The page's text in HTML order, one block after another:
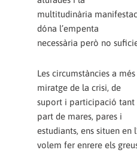
multitudinària
dóna l’empenta
necessària però no
Les circumstàncies a
miratge de la crisi, de
suport i participació tant
part de mares, pares i
estudiants, ens situen
volem fer enrere els